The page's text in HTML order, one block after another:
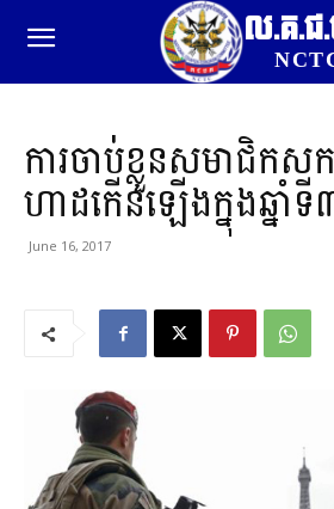
ល.គ.ជ
ការចាប់ខ្លួនសមាជិកស
ហាដកើនឡើងក្នុងឆ្នាំទី
June 16, 2017